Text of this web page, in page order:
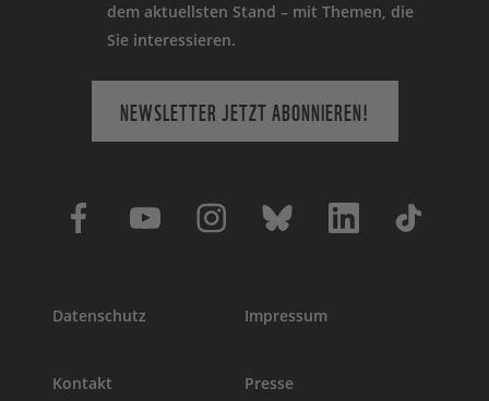
dem aktuellsten Stand – mit Themen, die
Sie interessieren.
NEWSLETTER JETZT ABONNIEREN!
Datenschutz Impressum
Kontakt Presse